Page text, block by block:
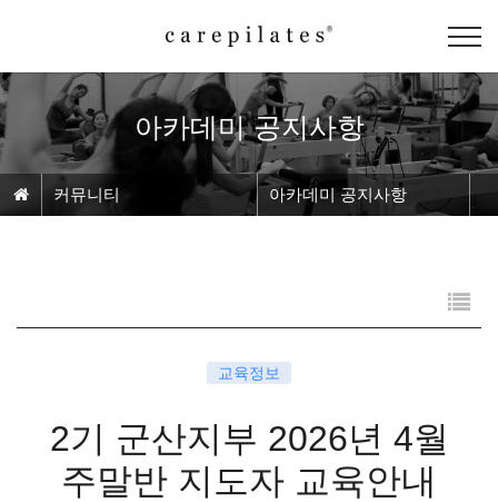
아카데미 공지사항
커뮤니티 아카데미 공지사항
교육정보
2기 군산지부 2026년 4월
주말반 지도자 교육안내